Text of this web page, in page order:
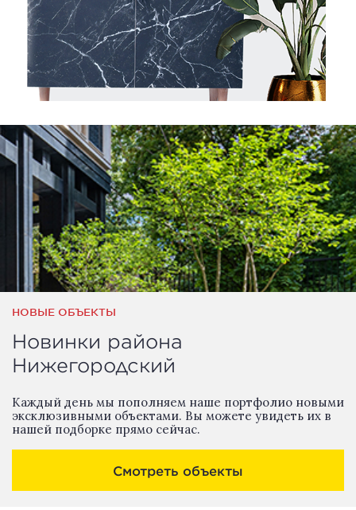
НОВЫЕ ОБЪЕКТЫ
Новинки района
Нижегородский
Каждый день мы пополняем наше портфолио новыми
эксклюзивными объектами. Вы можете увидеть их в
нашей подборке прямо сейчас.
Смотреть объекты